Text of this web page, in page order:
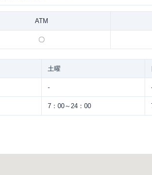
ATM
〇
土曜
-
7：00～24：00